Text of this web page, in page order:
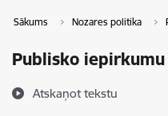
Sākums Nozares politika
Publisko
Atskaņot tekstu